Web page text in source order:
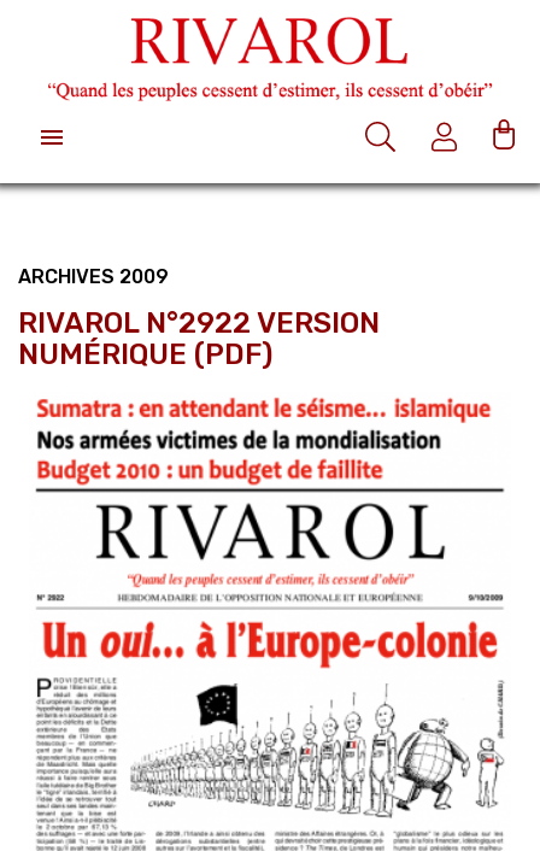

ARCHIVES 2009
RIVAROL N°2922 VERSION
NUMÉRIQUE (PDF)